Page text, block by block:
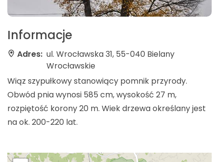
Informacje
Adres: ul. Wrocławska 31, 55-040 Bielany
Wrocławskie
Wiąz szypułkowy stanowiący pomnik przyrody.
Obwód pnia wynosi 585 cm, wysokość 27 m,
rozpiętość korony 20 m. Wiek drzewa określany jest
na ok. 200-220 lat.